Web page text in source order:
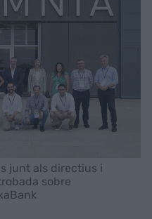
junt als directius i
sobre